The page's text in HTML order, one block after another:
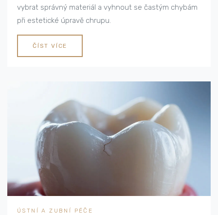
vybrat správný materiál a vyhnout se častým chybám
při estetické úpravě chrupu.
ČÍST VÍCE
ÚSTNÍ A ZUBNÍ PÉČE